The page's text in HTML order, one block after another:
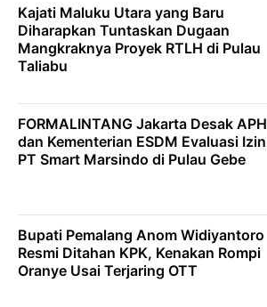
Kajati Maluku Utara yang Baru
Diharapkan Tuntaskan Dugaan
Mangkraknya Proyek RTLH di Pulau
Taliabu
FORMALINTANG Jakarta Desak APH
dan Kementerian ESDM Evaluasi Izin
PT Smart Marsindo di Pulau Gebe
Bupati Pemalang Anom Widiyantoro
Resmi Ditahan KPK, Kenakan Rompi
Oranye Usai Terjaring OTT